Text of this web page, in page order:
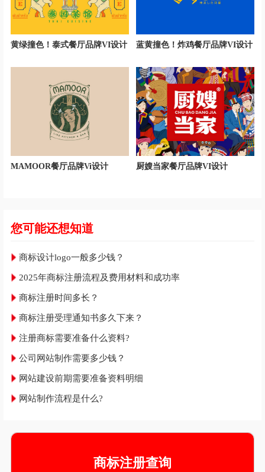
黄绿撞色！泰式餐厅品牌VI设计 蓝黄撞色！炸鸡餐厅品牌VI设计
MAMOOR餐厅品牌Vi设计 厨嫂当家餐厅品牌VI设计
您可能还想知道
商标设计logo一般多少钱？
2025年商标注册流程及费用材料和成功率
商标注册时间多长？
商标注册受理通知书多久下来？
注册商标需要准备什么资料?
公司网站制作需要多少钱？
网站建设前期需要准备资料明细
网站制作流程是什么?
商标注册查询